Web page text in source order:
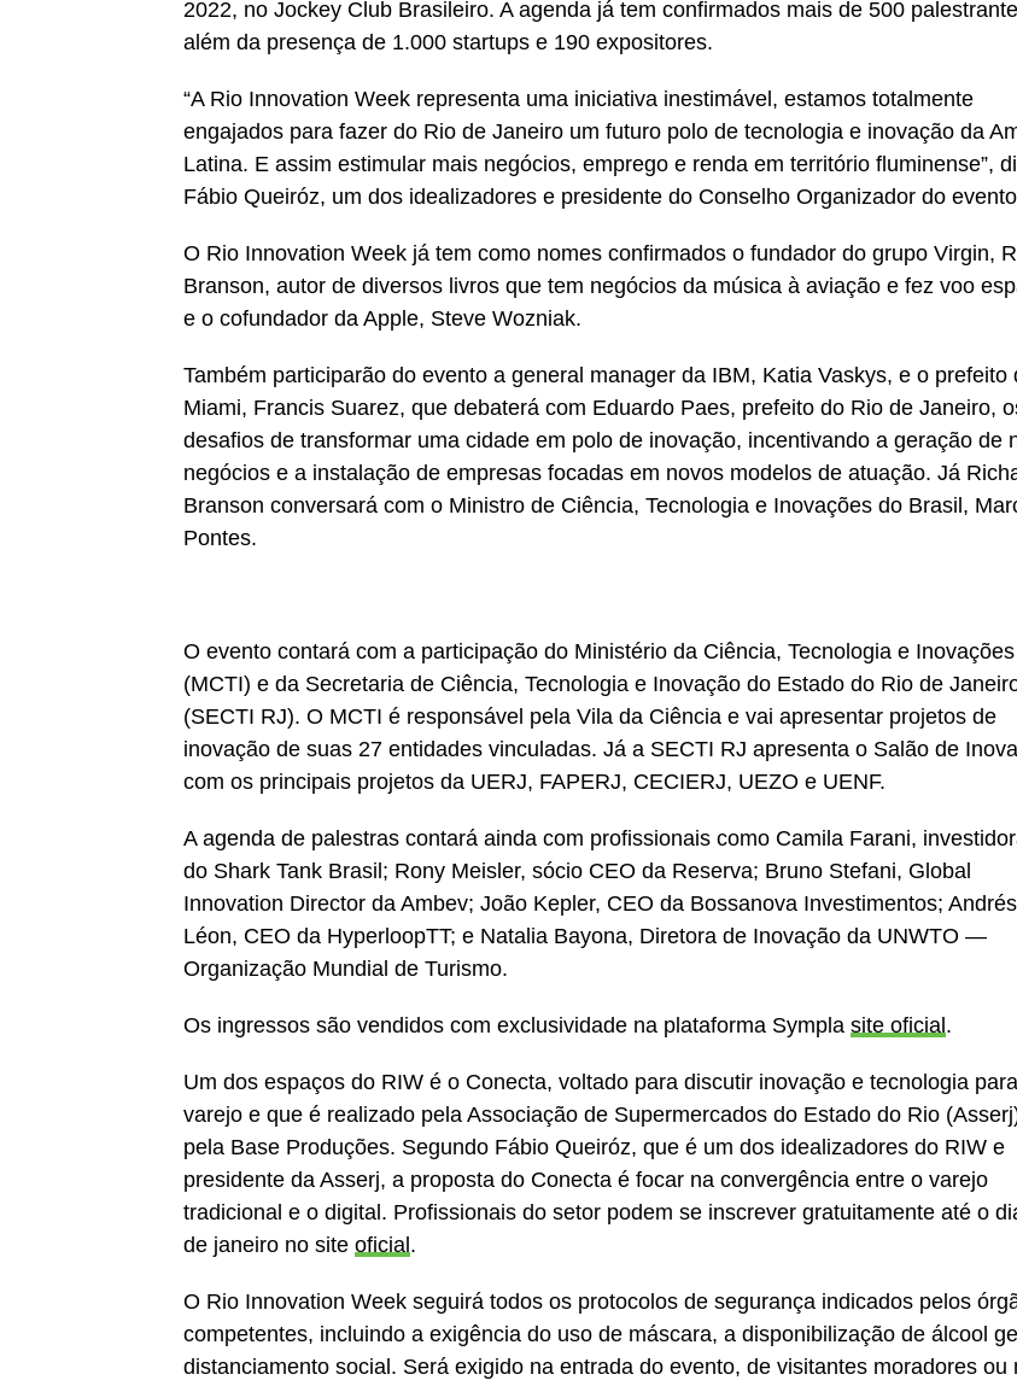
2022, no Jockey Club Brasileiro. A agenda já tem confirmados mais de 500
além da presença de 1.000 startups e 190 expositores.
“A Rio Innovation Week representa uma iniciativa inestimável, estamos totalmente
engajados para fazer do Rio de Janeiro um futuro polo de tecnologia e inovação da
Latina. E assim estimular mais negócios, emprego e renda em território fluminense”,
Fábio Queiróz, um dos idealizadores e presidente do Conselho Organizador do
O Rio Innovation Week já tem como nomes confirmados o fundador do grupo Virgin,
Branson, autor de diversos livros que tem negócios da música à aviação e fez voo
e o cofundador da Apple, Steve Wozniak.
Também participarão do evento a general manager da IBM, Katia Vaskys, e o prefeito
Miami, Francis Suarez, que debaterá com Eduardo Paes, prefeito do Rio de Janeiro,
desafios de transformar uma cidade em polo de inovação, incentivando a geração de
negócios e a instalação de empresas focadas em novos modelos de atuação. Já
Branson conversará com o Ministro de Ciência, Tecnologia e Inovações do Brasil,
Pontes.
O evento contará com a participação do Ministério da Ciência, Tecnologia e Inovações
(MCTI) e da Secretaria de Ciência, Tecnologia e Inovação do Estado do Rio de
(SECTI RJ). O MCTI é responsável pela Vila da Ciência e vai apresentar projetos de
inovação de suas 27 entidades vinculadas. Já a SECTI RJ apresenta o Salão de
com os principais projetos da UERJ, FAPERJ, CECIERJ, UEZO e UENF.
A agenda de palestras contará ainda com profissionais como Camila Farani,
do Shark Tank Brasil; Rony Meisler, sócio CEO da Reserva; Bruno Stefani, Global
Innovation Director da Ambev; João Kepler, CEO da Bossanova Investimentos;
Léon, CEO da HyperloopTT; e Natalia Bayona, Diretora de Inovação da UNWTO —
Organização Mundial de Turismo.
Os ingressos são vendidos com exclusividade na plataforma Sympla site oficial .
Um dos espaços do RIW é o Conecta, voltado para discutir inovação e tecnologia
varejo e que é realizado pela Associação de Supermercados do Estado do Rio
pela Base Produções. Segundo Fábio Queiróz, que é um dos idealizadores do RIW e
presidente da Asserj, a proposta do Conecta é focar na convergência entre o varejo
tradicional e o digital. Profissionais do setor podem se inscrever gratuitamente até o
de janeiro no site oficial .
O Rio Innovation Week seguirá todos os protocolos de segurança indicados pelos
competentes, incluindo a exigência do uso de máscara, a disponibilização de álcool
distanciamento social. Será exigido na entrada do evento, de visitantes moradores ou